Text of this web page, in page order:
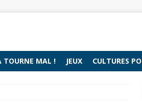
TOURNE MAL ! JEUX CULTURES